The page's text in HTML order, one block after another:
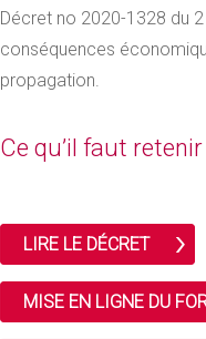
Décret no 2020-1328 du
conséquences
propagation.
Ce qu’il faut retenir
LIRE LE DÉCRET
MISE EN LIGNE DU